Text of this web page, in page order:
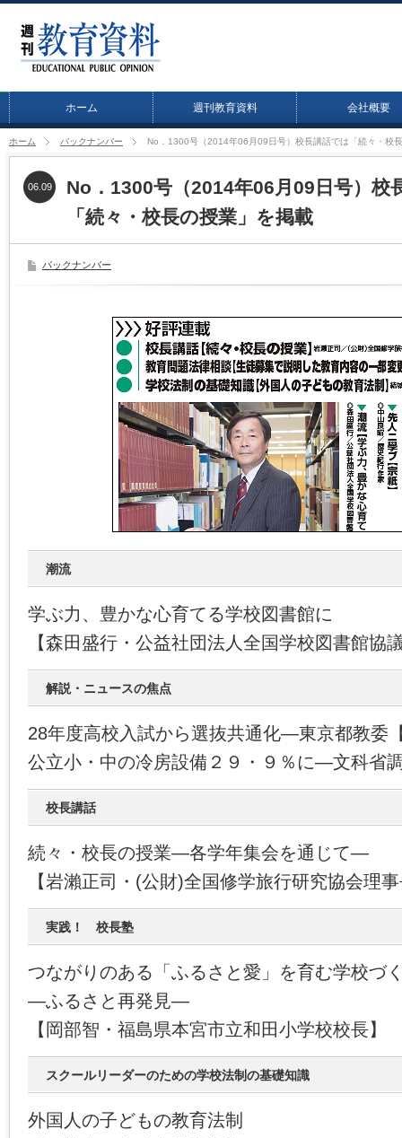
ホーム 週刊教育資料 会社概要
ホーム バックナンバー No．1300号（2014年06月09日号）校長講話では「続々・校
No．1300号（2014年06月09日号）校
「続々・校長の授業」を掲載
06.09
バックナンバー
潮流
学ぶ力、豊かな心育てる学校図書館に
【森田盛行・公益社団法人全国学校図書館協
解説・ニュースの焦点
28年度高校入試から選抜共通化―東京都教委
公立小・中の冷房設備２９・９％に―文科省
校長講話
続々・校長の授業―各学年集会を通じて―
【岩瀨正司・(公財)全国修学旅行研究協会理
実践！ 校長塾
つながりのある「ふるさと愛」を育む学校づ
―ふるさと再発見―
【岡部智・福島県本宮市立和田小学校校長】
スクールリーダーのための学校法制の基礎知識
外国人の子どもの教育法制